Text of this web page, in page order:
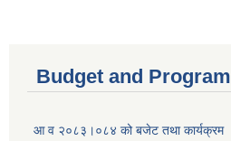
Budget and Program
आ व २०८३।०८४ को बजेट तथा कार्यक्रम